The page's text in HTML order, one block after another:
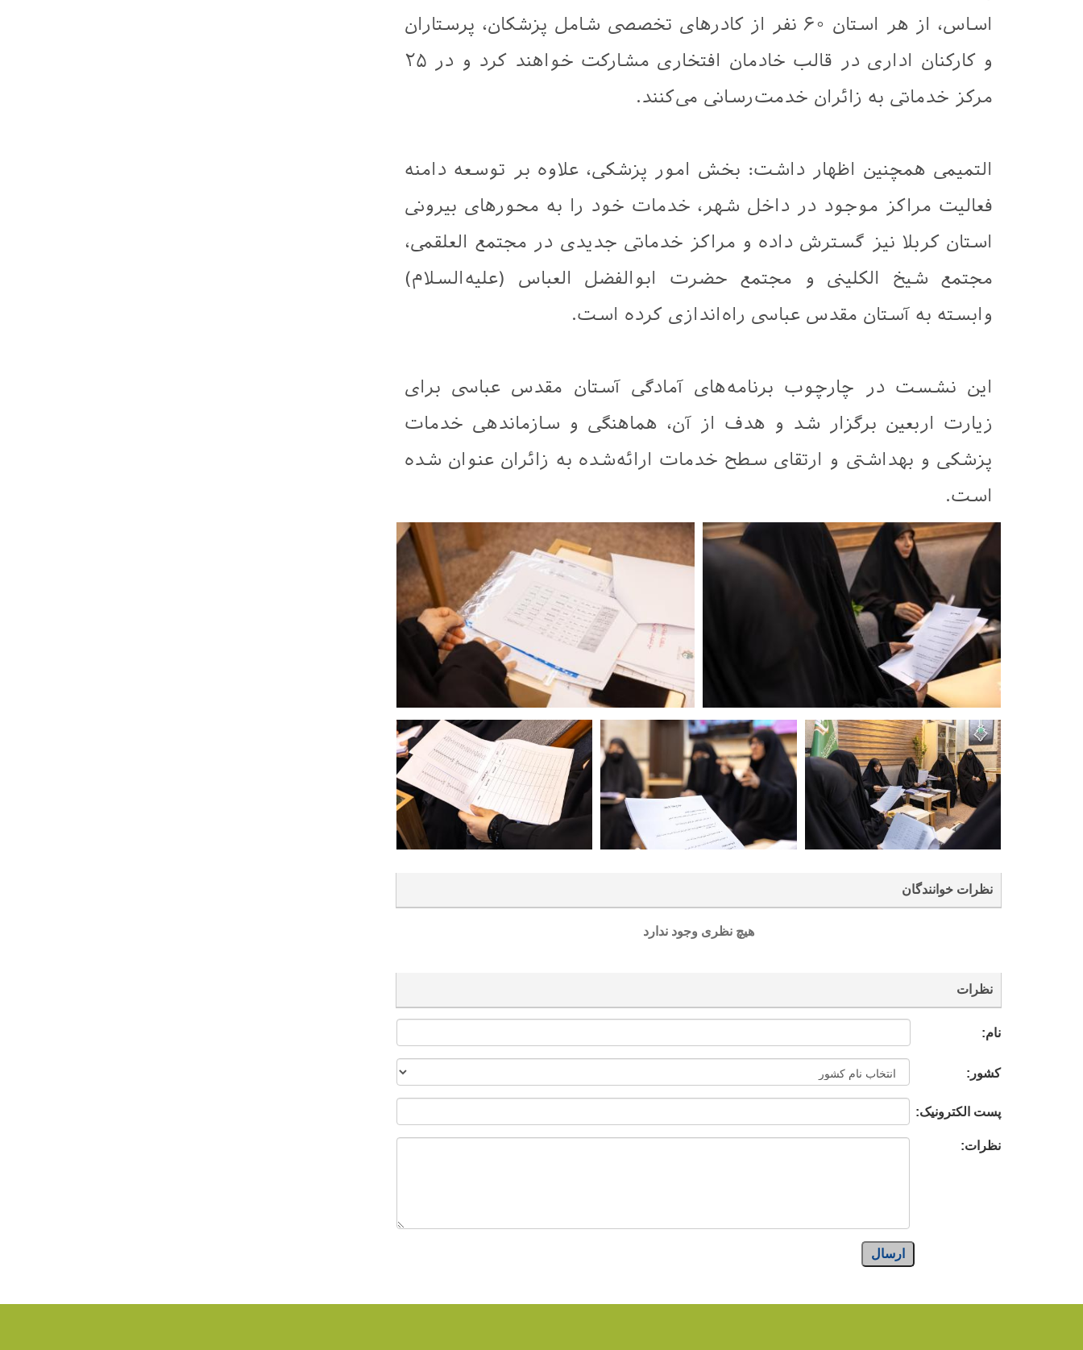
اساس، از هر استان ۶۰ نفر از کادرهای تخصصی شامل پزشکان، پرستاران
و کارکنان اداری در قالب خادمان افتخاری مشارکت خواهند کرد و در ۲۵
مرکز خدماتی به زائران خدمت‌رسانی می‌کنند.
التمیمی همچنین اظهار داشت: بخش امور پزشکی، علاوه بر توسعه دامنه
فعالیت مراکز موجود در داخل شهر، خدمات خود را به محورهای بیرونی
استان کربلا نیز گسترش داده و مراکز خدماتی جدیدی در مجتمع العلقمی،
مجتمع شیخ الکلینی و مجتمع حضرت ابوالفضل العباس (علیه‌السلام)
وابسته به آستان مقدس عباسی راه‌اندازی کرده است.
این نشست در چارچوب برنامه‌های آمادگی آستان مقدس عباسی برای
زیارت اربعین برگزار شد و هدف از آن، هماهنگی و سازماندهی خدمات
پزشکی و بهداشتی و ارتقای سطح خدمات ارائه‌شده به زائران عنوان شده
است.
نظرات خوانندگان
هیچ نظری وجود ندارد
نظرات
نام:
کشور:
پست الکترونیک:
نظرات:
ارسال